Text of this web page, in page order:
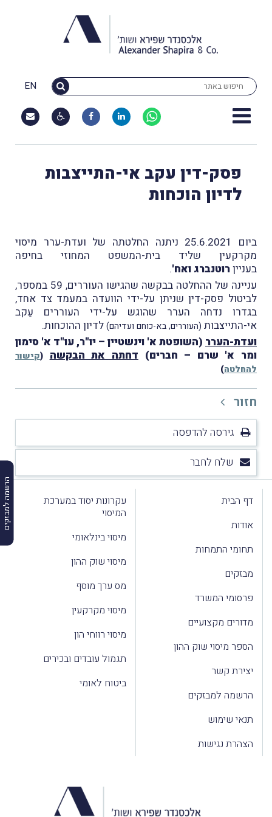
EN
הרשמה למבזקים
פסק-דין עקב אי-התייצבות
לדיון הוכחות
ביום 25.6.2021 ניתנה החלטתה של ועדת-ערר מיסוי
מקרקעין שליד בית-המשפט המחוזי בחיפה
בענייןרוטנברג ואח'.
עניינה של ההחלטה בבקשה שהגישו העוררים, 59 במספר,
לביטול פסק-דין שניתן על-ידי הוועדה במעמד צד אחד,
בגדרו נדחה הערר שהוגש על-ידי העוררים עֵקב
אי-התייצבות (העוררים, בא-כוחם ועדיהם)לדיון ההוכחות.
ועדת-הערר (השופטת א' וינשטיין – יו"ר, עו"ד א' סימון
ומר א' שרם – חברים) דחתה את הבקשה (קישור
להחלטה)
חזור
גירסה להדפסה
שלח לחבר
דף הבית
אודות
תחומי התמחות
מבזקים
פרסומי המשרד
מדורים מקצועיים
הספר מיסוי שוק ההון
יצירת קשר
הרשמה למבזקים
תנאי שימוש
הצהרת נגישות
עקרונות יסוד במערכת
המיסוי
מיסוי בינלאומי
מיסוי שוק ההון
מס ערך מוסף
מיסוי מקרקעין
מיסוי רווחי הון
תגמול עובדים ובכירים
ביטוח לאומי